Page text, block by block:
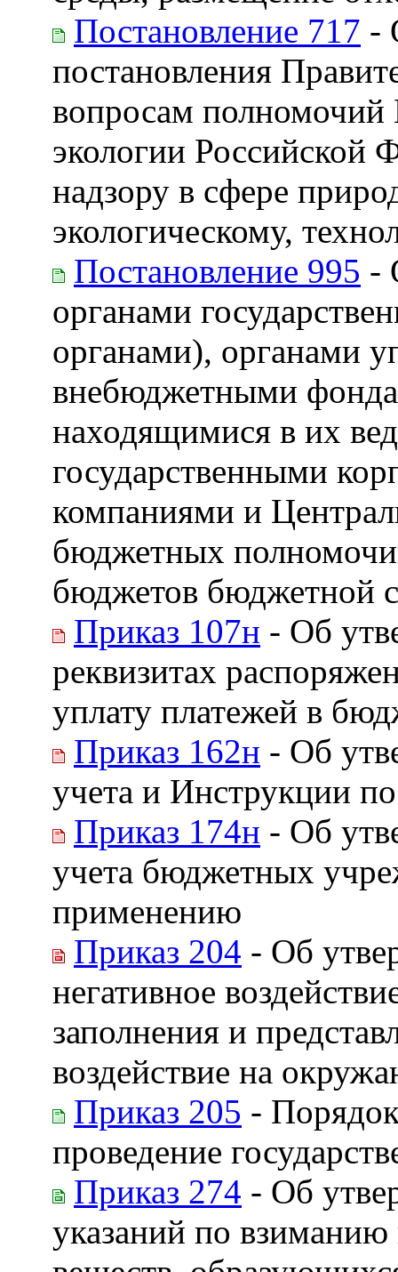
Постановление 717 -
постановления
вопросам полномочий
экологии Российской
надзору в сфере
экологическому,
Постановление 995 -
органами
органами), органами
внебюджетными
находящимися в их
государственными
компаниями и
бюджетных
бюджетов бюджетной
Приказ 107н - Об
реквизитах
уплату платежей в
Приказ 162н - Об
учета и Инструкции
Приказ 174н - Об
учета бюджетных
применению
Приказ 204 - Об
негативное
заполнения и
воздействие на
Приказ 205 -
проведение
Приказ 274 - Об
указаний по